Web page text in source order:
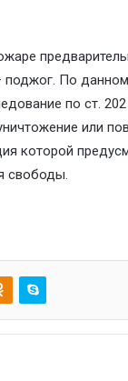
поджог. По
по ст.
или
которой
свободы.